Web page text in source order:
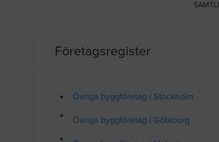
Företagsregister
Övriga byggföretag i Stockholm
Övriga byggföretag i Göteborg